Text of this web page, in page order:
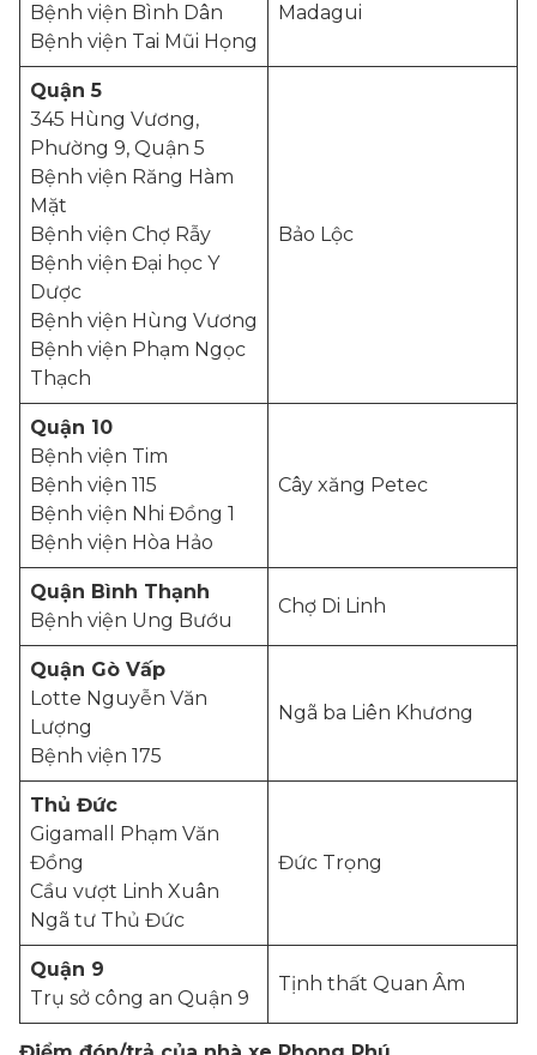
Bệnh viện Bình Dân
Bệnh viện Tai Mũi Họng
Madagui
Quận 5
345 Hùng Vương,
Phường 9, Quận 5
Bệnh viện Răng Hàm
Mặt
Bệnh viện Chợ Rẫy
Bệnh viện Đại học Y
Dược
Bệnh viện Hùng Vương
Bệnh viện Phạm Ngọc
Thạch
Bảo Lộc
Quận 10
Bệnh viện Tim
Bệnh viện 115
Bệnh viện Nhi Đồng 1
Bệnh viện Hòa Hảo
Cây xăng Petec
Quận Bình Thạnh
Bệnh viện Ung Bướu
Chợ Di Linh
Quận Gò Vấp
Lotte Nguyễn Văn
Lượng
Bệnh viện 175
Ngã ba Liên Khương
Thủ Đức
Gigamall Phạm Văn
Đồng
Cầu vượt Linh Xuân
Ngã tư Thủ Đức
Đức Trọng
Quận 9
Trụ sở công an Quận 9
Tịnh thất Quan Âm